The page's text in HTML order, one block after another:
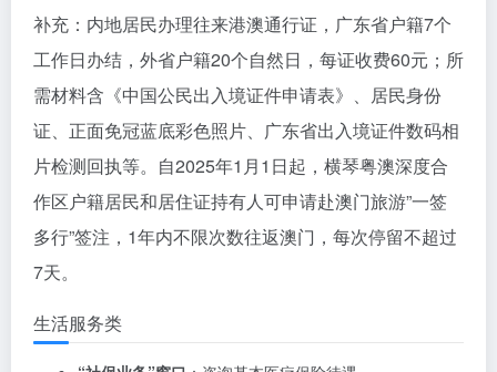
补充：内地居民办理往来港澳通行证，广东省户籍7个
工作日办结，外省户籍20个自然日，每证收费60元；所
需材料含《中国公民出入境证件申请表》、居民身份
证、正面免冠蓝底彩色照片、广东省出入境证件数码相
片检测回执等。自2025年1月1日起，横琴粤澳深度合
作区户籍居民和居住证持有人可申请赴澳门旅游”一签
多行”签注，1年内不限次数往返澳门，每次停留不超过
7天。
生活服务类